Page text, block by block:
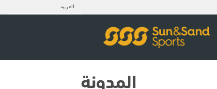
العربية
المدونة